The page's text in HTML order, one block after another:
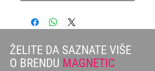
ŽELITE DA SAZNATE VIŠE
O BRENDU MAGNETIC